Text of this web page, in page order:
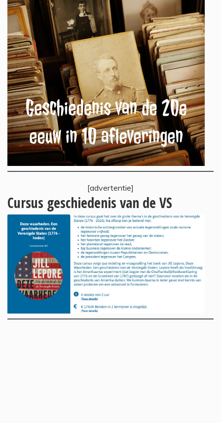
[advertentie]
Cursus geschiedenis van de VS